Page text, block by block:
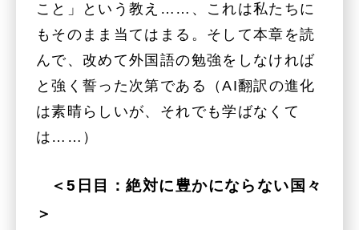
こと」という教え……、これは私たちに
もそのまま当てはまる。そして本章を読
んで、改めて外国語の勉強をしなければ
と強く誓った次第である（AI翻訳の進化
は素晴らしいが、それでも学ばなくて
は……）
＜5日目：絶対に豊かにならない国々
＞